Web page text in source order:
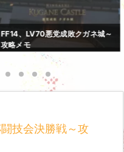
FF14、LV70悪党成敗クガネ城～
攻略メモ